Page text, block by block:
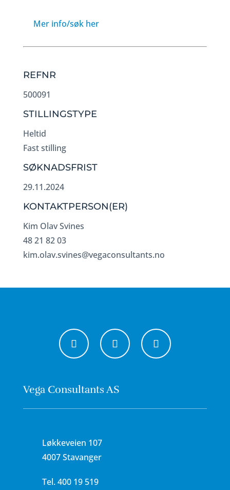
Mer info/søk her
REFNR
500091
STILLINGSTYPE
Heltid
Fast stilling
SØKNADSFRIST
29.11.2024
KONTAKTPERSON(ER)
Kim Olav Svines
48 21 82 03
kim.olav.svines@vegaconsultants.no
Vega Consultants AS
Løkkeveien 107
4007 Stavanger
Tel.400 19 519